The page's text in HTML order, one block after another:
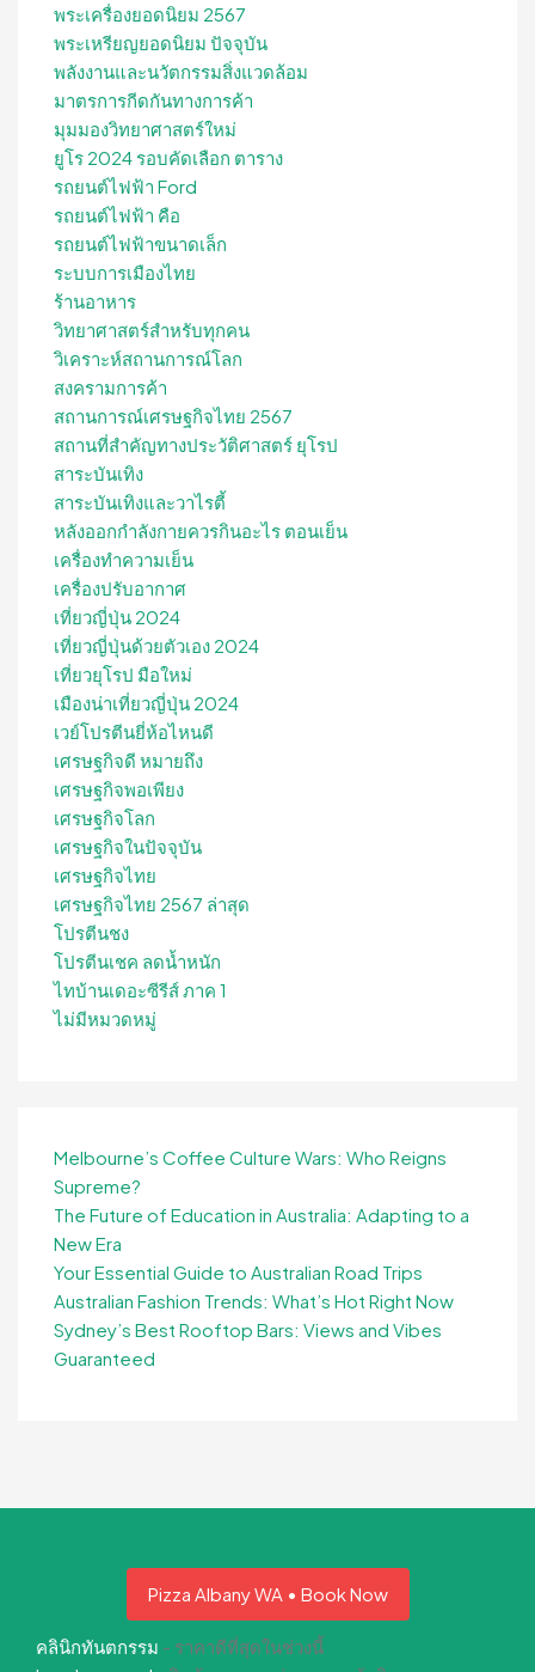
พระเครื่องยอดนิยม 2567
พระเหรียญยอดนิยม ปัจจุบัน
พลังงานและนวัตกรรมสิ่งแวดล้อม
มาตรการกีดกันทางการค้า
มุมมองวิทยาศาสตร์ใหม่
ยูโร 2024 รอบคัดเลือก ตาราง
รถยนต์ไฟฟ้า Ford
รถยนต์ไฟฟ้า คือ
รถยนต์ไฟฟ้าขนาดเล็ก
ระบบการเมืองไทย
ร้านอาหาร
วิทยาศาสตร์สำหรับทุกคน
วิเคราะห์สถานการณ์โลก
สงครามการค้า
สถานการณ์เศรษฐกิจไทย 2567
สถานที่สําคัญทางประวัติศาสตร์ ยุโรป
สาระบันเทิง
สาระบันเทิงและวาไรตี้
หลังออกกําลังกายควรกินอะไร ตอนเย็น
เครื่องทำความเย็น
เครื่องปรับอากาศ
เที่ยวญี่ปุ่น 2024
เที่ยวญี่ปุ่นด้วยตัวเอง 2024
เที่ยวยุโรป มือใหม่
เมืองน่าเที่ยวญี่ปุ่น 2024
เวย์โปรตีนยี่ห้อไหนดี
เศรษฐกิจดี หมายถึง
เศรษฐกิจพอเพียง
เศรษฐกิจโลก
เศรษฐกิจในปัจจุบัน
เศรษฐกิจไทย
เศรษฐกิจไทย 2567 ล่าสุด
โปรตีนชง
โปรตีนเชค ลดน้ำหนัก
ไทบ้านเดอะซีรีส์ ภาค 1
ไม่มีหมวดหมู่
Melbourne’s Coffee Culture Wars: Who Reigns
Supreme?
The Future of Education in Australia: Adapting to a
New Era
Your Essential Guide to Australian Road Trips
Australian Fashion Trends: What’s Hot Right Now
Sydney’s Best Rooftop Bars: Views and Vibes
Guaranteed
Pizza Albany WA • Book Now
คลินิกทันตกรรม - ราคาดีที่สุดในช่วงนี้